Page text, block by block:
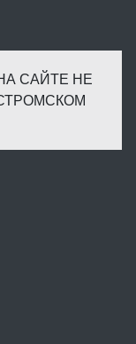
САЙТЕ НЕ